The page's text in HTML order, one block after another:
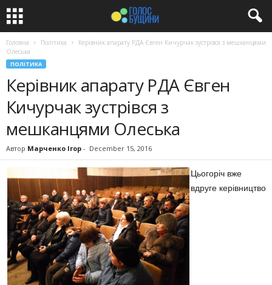
Головна Політика
Керівник апарату РДА Євген Кичурчак зустрівся з мешканцями
Олеська
ПОЛІТИКА
Керівник апарату РДА Євген
Кичурчак зустрівся з
мешканцями Олеська
Автор Марченко Ігор - December 15, 2016
Цьогоріч вже
вдруге керівництво